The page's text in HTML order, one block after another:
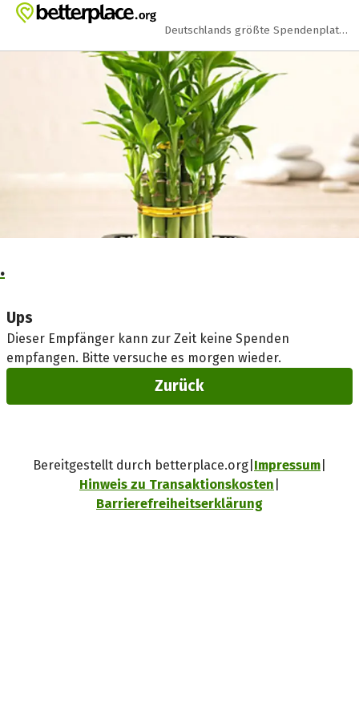
Zum Hauptinhalt springen
Erklärung zur Barrierefreiheit anzeigen
Deutschlands größte Spendenplattform
.
Ups
Dieser Empfänger kann zur Zeit keine Spenden
empfangen. Bitte versuche es morgen wieder.
Zurück
Bereitgestellt durch betterplace.org Impressum
Hinweis zu Transaktionskosten
Barrierefreiheitserklärung